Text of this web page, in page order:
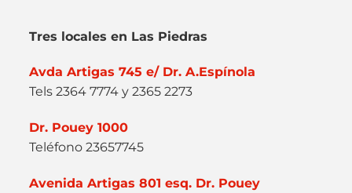
Tres locales en Las Piedras
Avda Artigas 745 e/ Dr. A.Espínola
Tels 2364 7774 y 2365 2273
Dr. Pouey 1000
Teléfono 23657745
Avenida Artigas 801 esq. Dr. Pouey